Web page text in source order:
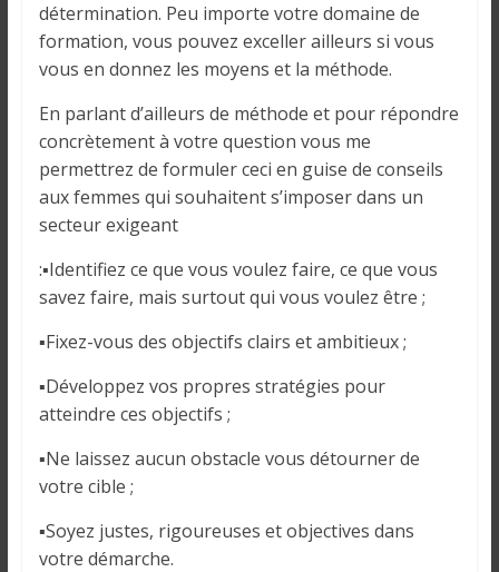
détermination. Peu importe votre domaine de
formation, vous pouvez exceller ailleurs si vous
vous en donnez les moyens et la méthode.
En parlant d’ailleurs de méthode et pour répondre
concrètement à votre question vous me
permettrez de formuler ceci en guise de conseils
aux femmes qui souhaitent s’imposer dans un
secteur exigeant
:▪Identifiez ce que vous voulez faire, ce que vous
savez faire, mais surtout qui vous voulez être ;
▪Fixez-vous des objectifs clairs et ambitieux ;
▪Développez vos propres stratégies pour
atteindre ces objectifs ;
▪Ne laissez aucun obstacle vous détourner de
votre cible ;
▪Soyez justes, rigoureuses et objectives dans
votre démarche.